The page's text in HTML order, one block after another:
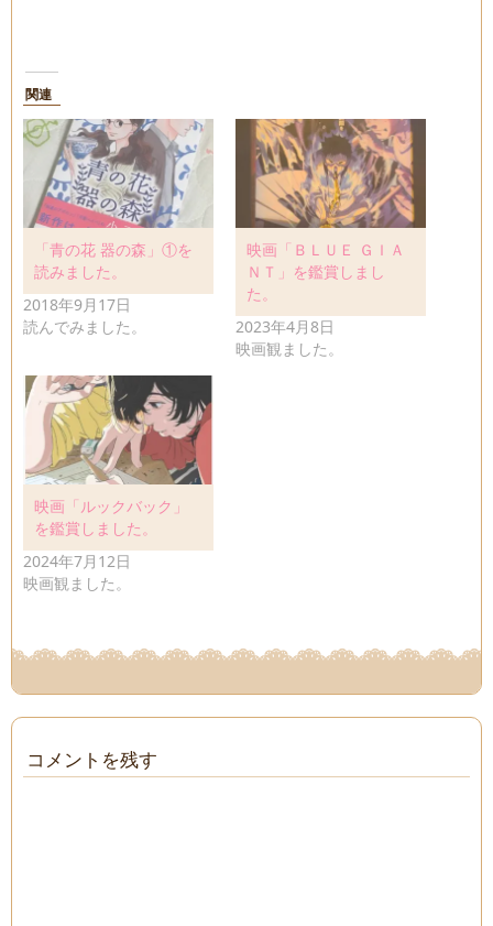
中…
関連
「青の花 器の森」①を
読みました。
2018年9月17日
読んでみました。
映画「ＢＬＵＥ ＧＩＡ
ＮＴ」を鑑賞しまし
た。
2023年4月8日
映画観ました。
映画「ルックバック」
を鑑賞しました。
2024年7月12日
映画観ました。
コメントを残す